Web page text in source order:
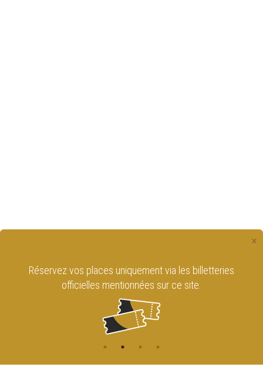
×
Réservez vos places uniquement via les billetteries
officielles mentionnées sur ce site.